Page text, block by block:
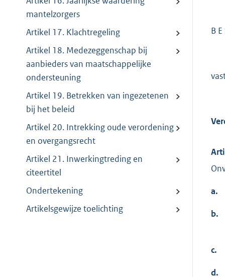
mantelzorgers
Artikel 17. Klachtregeling
Artikel 18. Medezeggenschap bij
aanbieders van maatschappelijke
ondersteuning
Artikel 19. Betrekken van ingezetenen
bij het beleid
Artikel 20. Intrekking oude verordening
en overgangsrecht
Artikel 21. Inwerkingtreding en
citeertitel
Ondertekening
Artikelsgewijze toelichting
B
a.
b.
c.
d.